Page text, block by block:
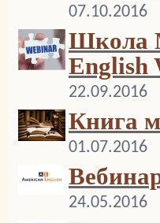
07.10.2016
Школа
English
22.09.2016
Книга
01.07.2016
24.05.2016